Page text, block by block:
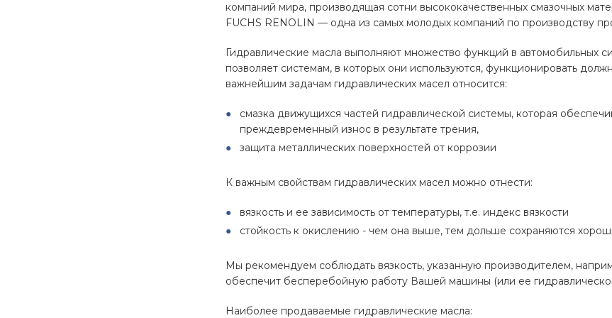
компаний мира, производящая сотни высококачественных смазочных
FUCHS RENOLIN — одна из самых молодых компаний по производству
Гидравлические масла выполняют множество функций в автомобильных
позволяет системам, в которых они используются, функционировать
важнейшим задачам гидравлических масел относится:
смазка движущихся частей гидравлической системы, которая
преждевременный износ в результате трения,
защита металлических поверхностей от коррозии
К важным свойствам гидравлических масел можно отнести:
вязкость и ее зависимость от температуры, т.е. индекс вязкости
стойкость к окислению - чем она выше, тем дольше сохраняются
Мы рекомендуем соблюдать вязкость, указанную производителем,
обеспечит бесперебойную работу Вашей машины (или ее
Наиболее продаваемые гидравлические масла: